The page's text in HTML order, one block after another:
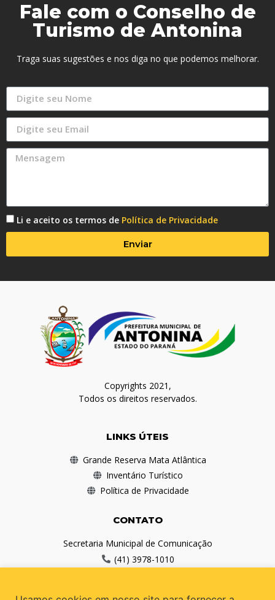
Fale com o Conselho de
Turismo de Antonina
Traga suas sugestões e nos diga no que podemos melhorar.
Li e aceito os termos de Política de Privacidade
Enviar
Copyrights 2021,
Todos os direitos reservados.
LINKS ÚTEIS
Grande Reserva Mata Atlântica
Inventário Turístico
Política de Privacidade
CONTATO
Secretaria Municipal de Comunicação
(41) 3978-1010